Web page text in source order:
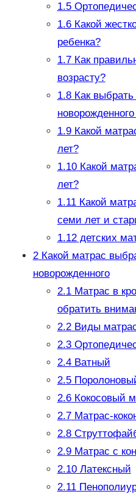
1.5
1.6Какой
ребенка?
1.7Как
возрасту?
1.8Как выбрать
1.9Какой
лет?
1.10Какой
лет?
1.11Какой
семи лет и
1.12детских
2Какой матрас
новорожденного
2.1Матрас в
обратить
2.2Виды
2.3
2.4Ватный
2.5
2.6Кокосовый
2.7Матрас-
2.8
2.9Матрас с
2.10Латексный
2.11